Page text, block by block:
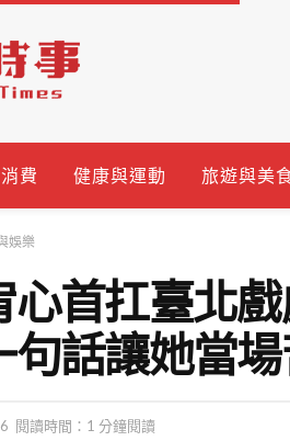
費 健康與運動 旅遊與美
娛樂
心首扛臺北
句話讓她當
閱讀時間：1 分鐘閱讀